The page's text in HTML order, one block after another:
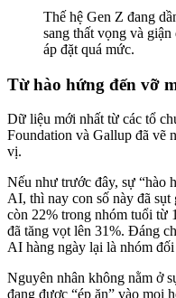
Thế hệ Gen Z đang
sang thất vọng và
áp đặt quá mức.
Từ hào hứng đến vỡ
Dữ liệu mới nhất từ các tổ
Foundation và Gallup đã vẽ
vị.
Nếu như trước đây, sự “hào
AI, thì nay con số này đã
còn 22% trong nhóm tuổi từ
đã tăng vọt lên 31%. Đáng
AI hàng ngày lại là nhóm
Nguyên nhân không nằm ở
đang được “ép ăn” vào mọi